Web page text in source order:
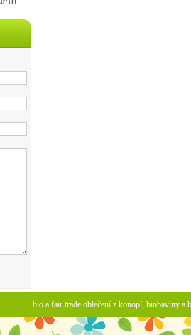
bio a fair trade oblečení z konopí, biobavlny a